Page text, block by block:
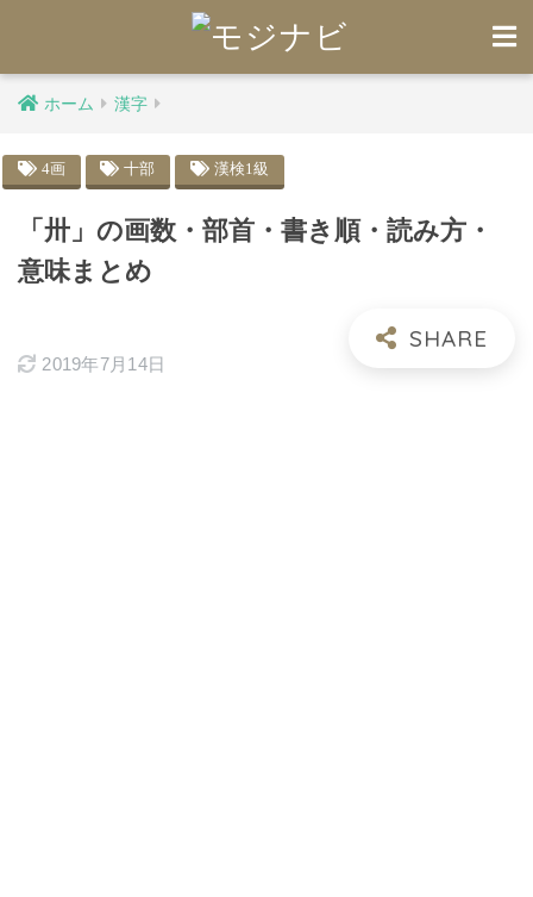
ホーム 漢字
4画 十部 漢検1級
「卅」の画数・部首・書き順・読み方・
意味まとめ
2019年7月14日